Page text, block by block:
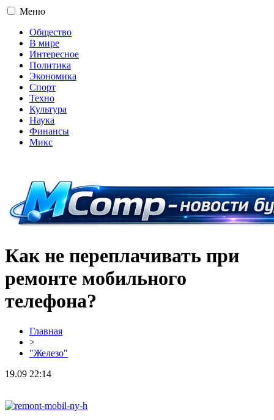
Меню
Общество
В мире
Интересное
Политика
Экономика
Спорт
Техно
Культура
Наука
Финансы
Микс
Как не переплачивать при
ремонте мобильного
телефона?
Главная
>
"Железо"
19.09 22:14